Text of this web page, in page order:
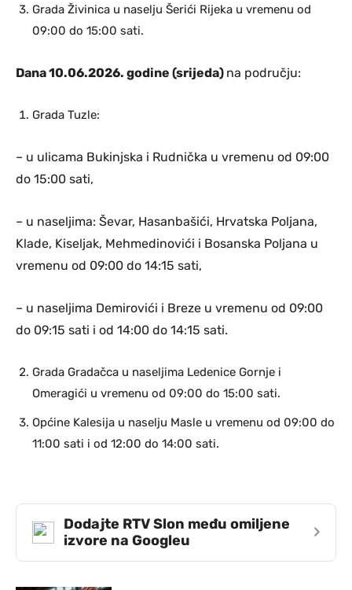
Grada Živinica u naselju Šerići Rijeka u vremenu od
09:00 do 15:00 sati.
Dana 10.06.2026. godine (srijeda) na području:
Grada Tuzle:
– u ulicama Bukinjska i Rudnička u vremenu od 09:00
do 15:00 sati,
– u naseljima: Ševar, Hasanbašići, Hrvatska Poljana,
Klade, Kiseljak, Mehmedinovići i Bosanska Poljana u
vremenu od 09:00 do 14:15 sati,
– u naseljima Demirovići i Breze u vremenu od 09:00
do 09:15 sati i od 14:00 do 14:15 sati.
Grada Gradačca u naseljima Ledenice Gornje i
Omeragići u vremenu od 09:00 do 15:00 sati.
Općine Kalesija u naselju Masle u vremenu od 09:00 do
11:00 sati i od 12:00 do 14:00 sati.
Dodajte RTV Slon među omiljene
izvore na Googleu
›